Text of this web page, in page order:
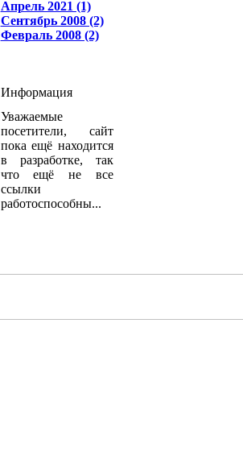
Апрель 2021 (1)
Сентябрь 2008 (2)
Февраль 2008 (2)
Информация
Уважаемые
посетители, сайт
пока ещё находится
в разработке, так
что ещё не все
ссылки
работоспособны...